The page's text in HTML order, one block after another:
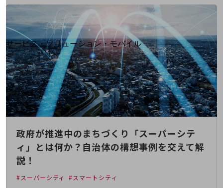
別ウィンドウで開きます
サービス・ソリューション・モバイル
サービス・ソリューションTOP
DXに関する課題を解決する
サービス・ソリューションをご紹介
カテゴリーで探す
カテゴリーで探すTOP
ネットワーク・モバイル
クラウド・データセンター
電話・映像コミュニケーション
セキュリティ
政府が推進中のまちづくり「スーパーシテ
ィ」とは何か？自治体の構想事例を交えて解
説！
#スーパーシティ #スマートシティ